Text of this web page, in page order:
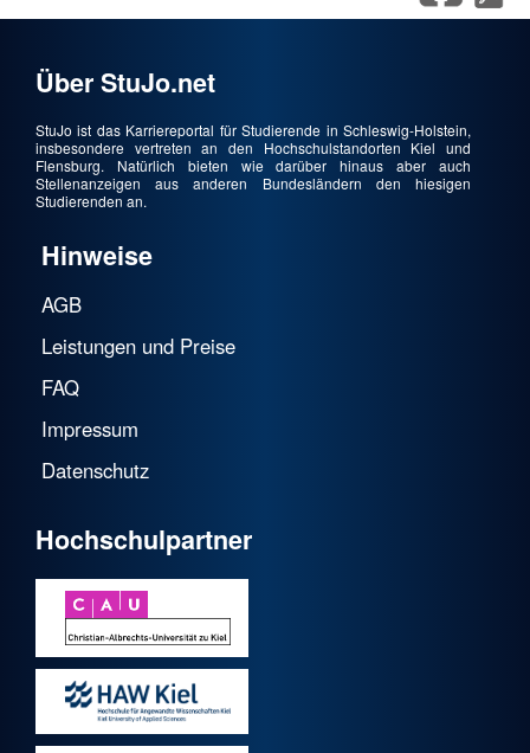
Über StuJo.net
StuJo ist das Karriereportal für Studierende in Schleswig-Holstein,
insbesondere vertreten an den Hochschulstandorten Kiel und
Flensburg. Natürlich bieten wie darüber hinaus aber auch
Stellenanzeigen aus anderen Bundesländern den hiesigen
Studierenden an.
Hinweise
AGB
Leistungen und Preise
FAQ
Impressum
Datenschutz
Hochschulpartner